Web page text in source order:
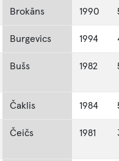
Brokāns 1990
Burgevics 1994
Bušs 1982
Čaklis 1984
Čeičs 1981